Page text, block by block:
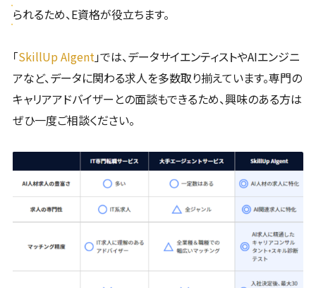
られるため、E資格が役立ちます。
「SkillUp AIgent」では、データサイエンティストやAIエンジニ
アなど、データに関わる求人を多数取り揃えています。専門の
キャリアアドバイザーとの面談もできるため、興味のある方は
ぜひ一度ご相談ください。